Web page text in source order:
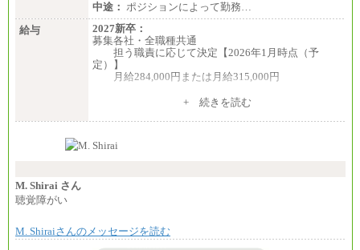
中途： ポジションによって勤務…
給与
2027新卒：
募集各社・全職種共通
担う職責に応じて決定【2026年1月時点（予
定）】
月給284,000円または月給315,000円
※入社後早期から、自律的な業務遂行が求めら
す。
い職責を担う方については、さらに高い金額を個別
※上記に加え、所定労働時間外に勤務をした場
+ 続きを読む
M. Shirai さん
聴覚障がい
M. Shiraiさんのメッセージを読む